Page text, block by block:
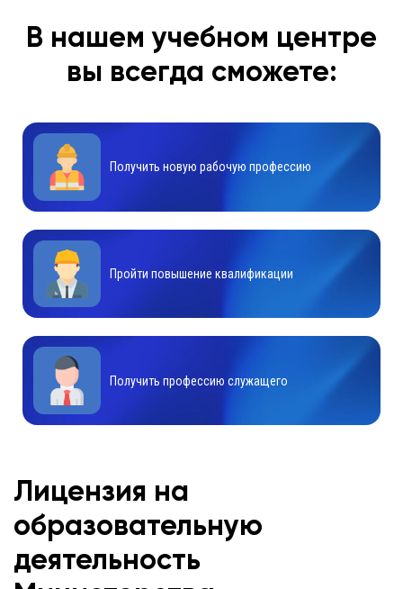
В нашем учебном центре
вы всегда сможете:
Получить новую рабочую профессию
Пройти повышение квалификации
Получить профессию служащего
Лицензия на
образовательную
деятельность